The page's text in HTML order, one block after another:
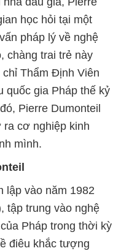
học hỏi tại một
pháp lý về nghệ
chàng trai trẻ này
Thẩm Định Viên
quốc gia Pháp thế kỷ
Pierre Dumonteil
ra cơ nghiệp kinh
mình.
lập vào năm 1982
tập trung vào nghệ
Pháp trong thời kỳ
điêu khắc tượng